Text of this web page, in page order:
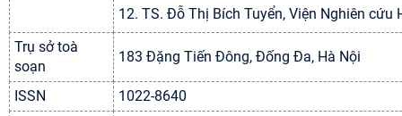
12. TS. Đỗ Thị Bích Tuyển, Viện Nghiên cứu
Trụ sở toà
soạn
183 Đặng Tiến Đông, Đống Đa, Hà Nội
ISSN 1022-8640